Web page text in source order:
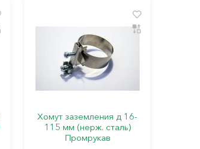
Хомут заземления д 16-
115 мм (нерж. сталь)
Промрукав